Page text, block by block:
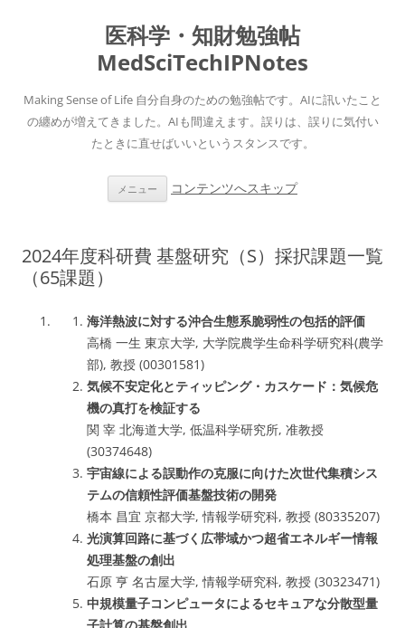
医科学・知財勉強帖
MedSciTechIPNotes
Making Sense of Life 自分自身のための勉強帖です。AIに訊いたこと
の纏めが増えてきました。AIも間違えます。誤りは、誤りに気付い
たときに直せばいいというスタンスです。
メニュー コンテンツへスキップ
2024年度科研費 基盤研究（S）採択課題一覧
（65課題）
海洋熱波に対する沖合生態系脆弱性の包括的評価
高橋 一生 東京大学, 大学院農学生命科学研究科(農学
部), 教授 (00301581)
気候不安定化とティッピング・カスケード：気候危
機の真打を検証する
関 宰 北海道大学, 低温科学研究所, 准教授
(30374648)
宇宙線による誤動作の克服に向けた次世代集積シス
テムの信頼性評価基盤技術の開発
橋本 昌宜 京都大学, 情報学研究科, 教授 (80335207)
光演算回路に基づく広帯域かつ超省エネルギー情報
処理基盤の創出
石原 亨 名古屋大学, 情報学研究科, 教授 (30323471)
中規模量子コンピュータによるセキュアな分散型量